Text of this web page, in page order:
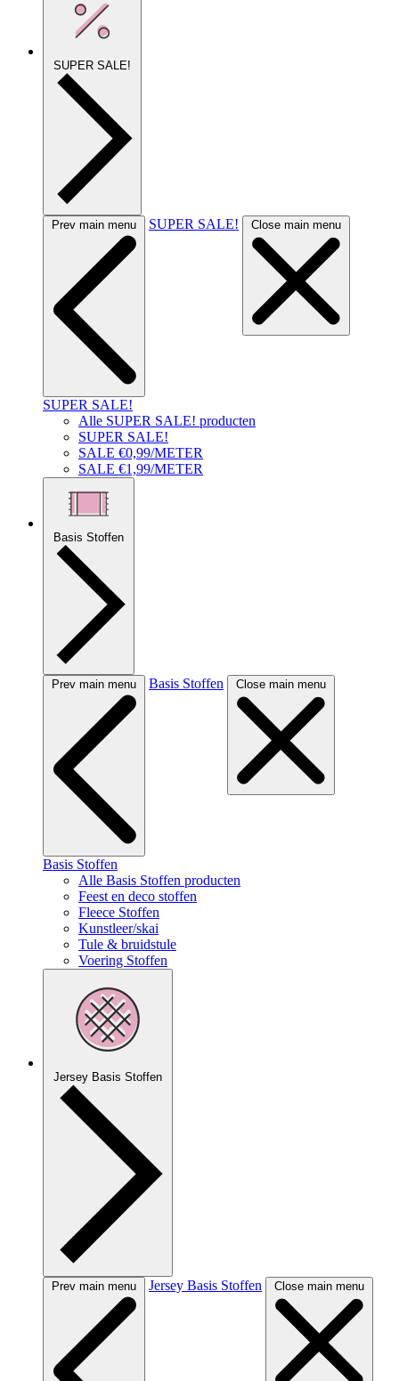
SUPER SALE!
Prev main menu SUPER SALE! Close main menu
SUPER SALE!
Alle SUPER SALE! producten
SUPER SALE!
SALE €0,99/METER
SALE €1,99/METER
Basis Stoffen
Prev main menu Basis Stoffen Close main menu
Basis Stoffen
Alle Basis Stoffen producten
Feest en deco stoffen
Fleece Stoffen
Kunstleer/skai
Tule & bruidstule
Voering Stoffen
Jersey Basis Stoffen
Prev main menu Jersey Basis Stoffen Close main menu